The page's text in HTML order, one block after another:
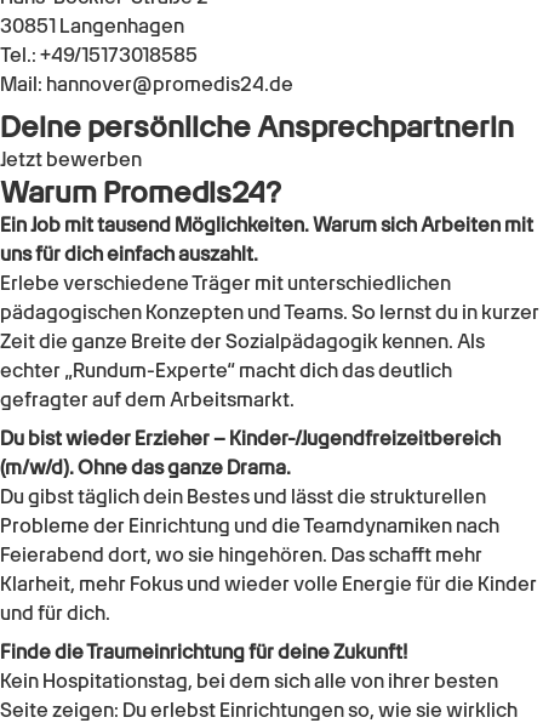
30851 Langenhagen
Tel.: +49/15173018585
Mail: hannover@promedis24.de
Deine persönliche Ansprechpartnerin
Jetzt bewerben
Warum Promedis24?
Ein Job mit tausend Möglichkeiten. Warum sich Arbeiten mit
uns für dich einfach auszahlt.
Erlebe verschiedene Träger mit unterschiedlichen
pädagogischen Konzepten und Teams. So lernst du in kurzer
Zeit die ganze Breite der Sozialpädagogik kennen. Als
echter „Rundum-Experte“ macht dich das deutlich
gefragter auf dem Arbeitsmarkt.
Du bist wieder Erzieher – Kinder-/Jugendfreizeitbereich
(m/w/d). Ohne das ganze Drama.
Du gibst täglich dein Bestes und lässt die strukturellen
Probleme der Einrichtung und die Teamdynamiken nach
Feierabend dort, wo sie hingehören. Das schafft mehr
Klarheit, mehr Fokus und wieder volle Energie für die Kinder
und für dich.
Finde die Traumeinrichtung für deine Zukunft!
Kein Hospitationstag, bei dem sich alle von ihrer besten
Seite zeigen: Du erlebst Einrichtungen so, wie sie wirklich